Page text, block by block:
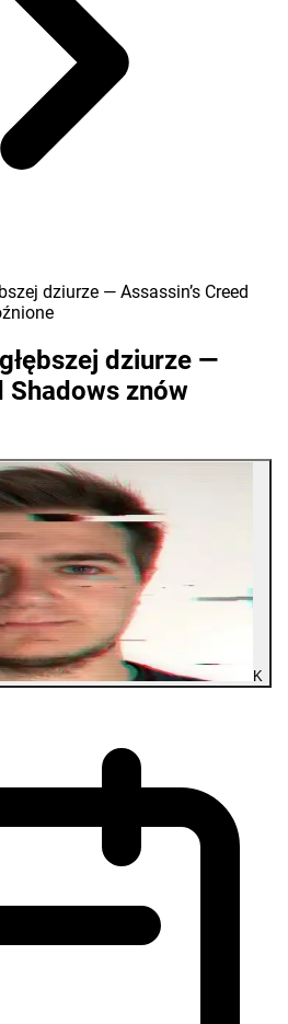
dziurze — Assassin’s Creed
dziurze —
Shadows znów
K